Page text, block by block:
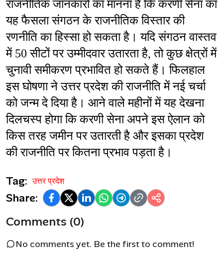
राजनीतिक जानकारों का मानना है कि करणी सेना का
यह फैसला संगठन के राजनीतिक विस्तार की
रणनीति का हिस्सा हो सकता है। यदि संगठन वास्तव
में 50 सीटों पर उम्मीदवार उतारता है, तो कुछ क्षेत्रों में
चुनावी समीकरण प्रभावित हो सकते हैं। फिलहाल
इस घोषणा ने उत्तर प्रदेश की राजनीति में नई चर्चा
को जन्म दे दिया है। आने वाले महीनों में यह देखना
दिलचस्प होगा कि करणी सेना अपने इस ऐलान को
किस तरह जमीन पर उतारती है और इसका प्रदेश
की राजनीति पर कितना प्रभाव पड़ता है।
Tag: उत्तर प्रदेश
Share:
Comments (0)
No comments yet. Be the first to comment!